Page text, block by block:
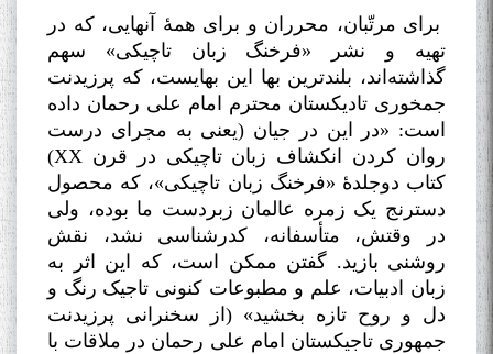
برای مرتّبان، محرران و برای همۀ آنهایی، که در
تهیه و نشر «فرخنگ زبان تاچیکی» سهم
گذاشته‌اند، بلندترین بها این بهایست، که پرزیدنت
جمخوری تادیکستان محترم امام علی رحمان داده
است: «در این در جیان (یعنی به مجرای درست
روان کردن انکشاف زبان تاچیکی در قرن XX
)
کتاب دوجلدۀ «فرخنگ زبان تاچیکی»، که محصول
دسترنج یک زمره عالمان زبردست ما بوده، ولی
در وقتش، متأسفانه، کدر‌شناسی نشد، نقش
روشنی بازید. گفتن ممکن است، که این اثر به
زبان ادبیات، علم و مطبوعات کنونی تاجیک رنگ و
دل و روح تازه بخشید» (از سخنرانی پرزیدنت
جمهوری تاجیکستان امام علی رحمان در ملاقات با